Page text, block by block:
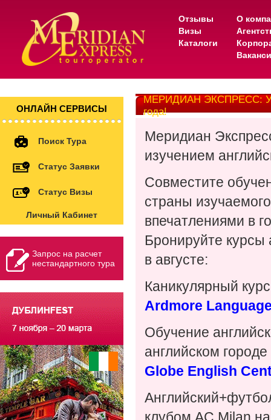
Отзывы
Визы
Каталоги
О
ОНЛАЙН СЕРВИСЫ
Поиск Тура
Статус Заявки
Статус Визы
Личный Кабинет
Запрос на расчет
нестандартного тура
МЕРИДИАН ЭКСПРЕСС:
года!
Меридиан
изучением
Совместите
страны
впечатлениями в
Бронируйте курсы
в августе:
Каникулярный
Ardmore
Обучение
английском
Globe English